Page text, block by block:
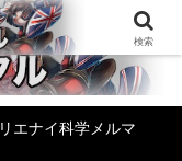
エナイ科学メルマ
検索